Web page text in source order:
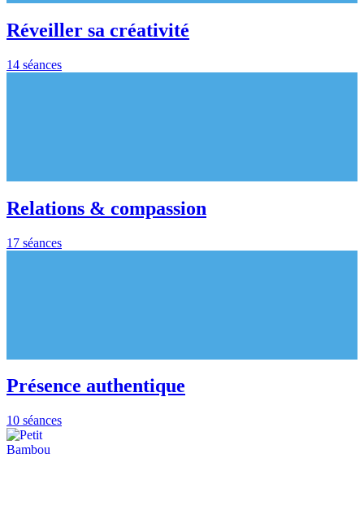
Réveiller sa créativité
14 séances
Relations & compassion
17 séances
Présence authentique
10 séances